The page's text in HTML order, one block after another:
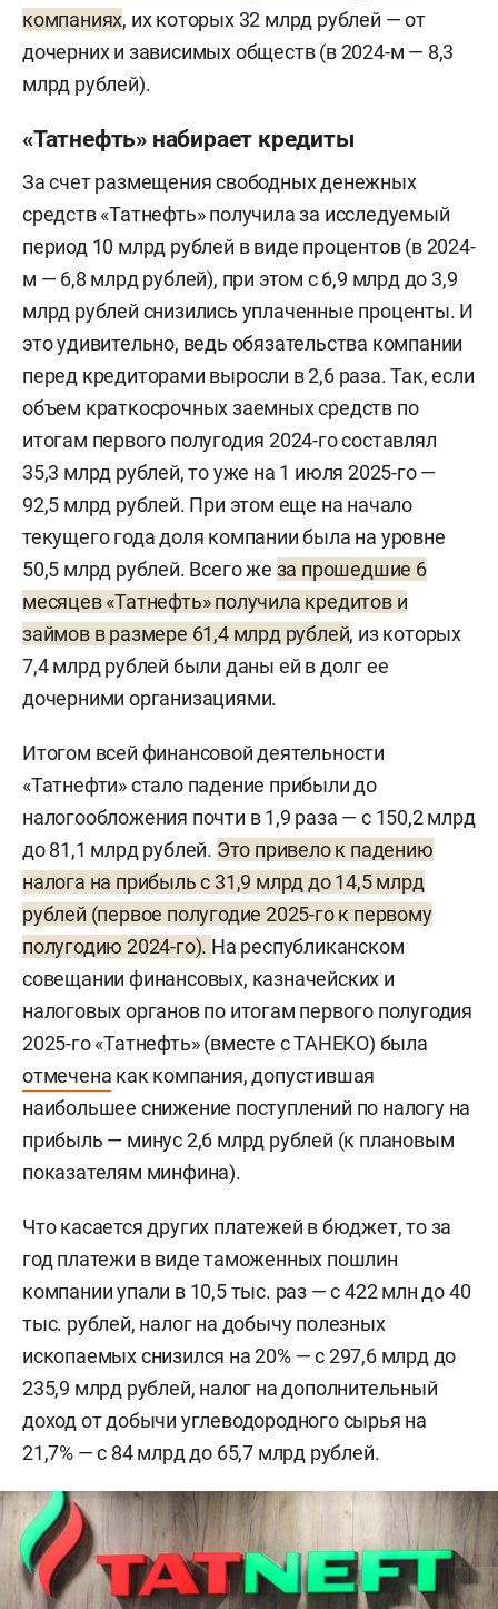
компаниях, их которых 32 млрд рублей — от
дочерних и зависимых обществ (в 2024-м — 8,3
млрд рублей).
«Татнефть» набирает кредиты
За счет размещения свободных денежных
средств «Татнефть» получила за исследуемый
период 10 млрд рублей в виде процентов (в 2024-
м — 6,8 млрд рублей), при этом с 6,9 млрд до 3,9
млрд рублей снизились уплаченные проценты. И
это удивительно, ведь обязательства компании
перед кредиторами выросли в 2,6 раза. Так, если
объем краткосрочных заемных средств по
итогам первого полугодия 2024-го составлял
35,3 млрд рублей, то уже на 1 июля 2025-го —
92,5 млрд рублей. При этом еще на начало
текущего года доля компании была на уровне
50,5 млрд рублей. Всего же за прошедшие 6
месяцев «Татнефть» получила кредитов и
займов в размере 61,4 млрд рублей, из которых
7,4 млрд рублей были даны ей в долг ее
дочерними организациями.
Итогом всей финансовой деятельности
«Татнефти» стало падение прибыли до
налогообложения почти в 1,9 раза — с 150,2 млрд
до 81,1 млрд рублей. Это привело к падению
налога на прибыль с 31,9 млрд до 14,5 млрд
рублей (первое полугодие 2025-го к первому
полугодию 2024-го). На республиканском
совещании финансовых, казначейских и
налоговых органов по итогам первого полугодия
2025-го «Татнефть» (вместе с ТАНЕКО) была
отмечена как компания, допустившая
наибольшее снижение поступлений по налогу на
прибыль — минус 2,6 млрд рублей (к плановым
показателям минфина).
Что касается других платежей в бюджет, то за
год платежи в виде таможенных пошлин
компании упали в 10,5 тыс. раз — с 422 млн до 40
тыс. рублей, налог на добычу полезных
ископаемых снизился на 20% — с 297,6 млрд до
235,9 млрд рублей, налог на дополнительный
доход от добычи углеводородного сырья на
21,7% — с 84 млрд до 65,7 млрд рублей.